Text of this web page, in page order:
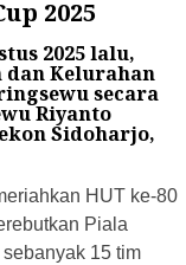
2025
2025 lalu,
dan Kelurahan
secara
Riyanto
Sidoharjo,
HUT ke-80
Piala
15 tim